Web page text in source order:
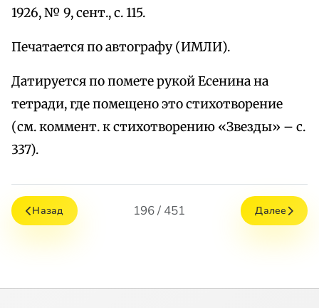
1926, № 9, сент., с. 115.
Печатается по автографу (ИМЛИ).
Датируется по помете рукой Есенина на
тетради, где помещено это стихотворение
(см. коммент. к стихотворению «Звезды» – с.
337).
Назад 196 / 451 Далее